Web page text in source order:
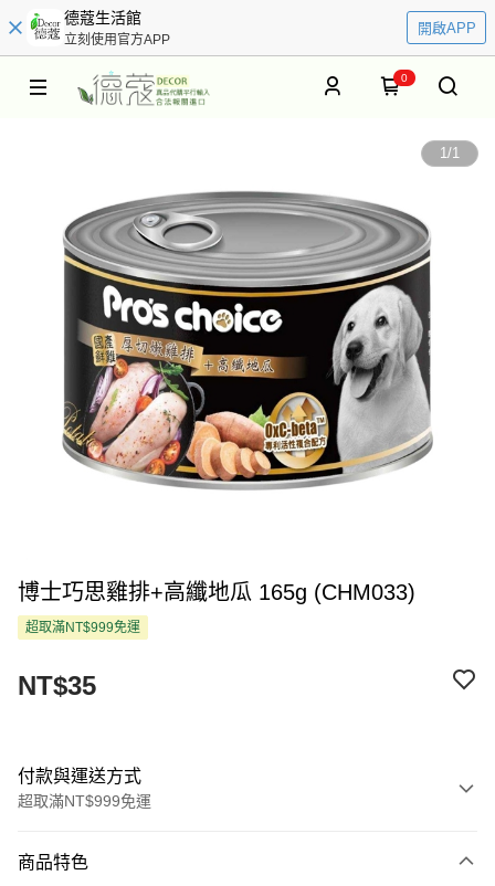
德蔻生活館
立刻使用官方APP
開啟APP
0
1/1
博士巧思雞排+高纖地瓜 165g (CHM033)
超取滿NT$999免運
NT$35
付款與運送方式
超取滿NT$999免運
信用卡一次付款
商品特色